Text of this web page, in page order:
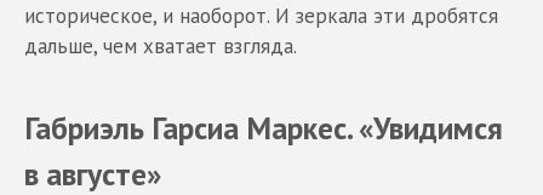
историческое, и наоборот. И зеркала эти дробятся
дальше, чем хватает взгляда.
Габриэль Гарсиа Маркес. «Увидимся
в августе»